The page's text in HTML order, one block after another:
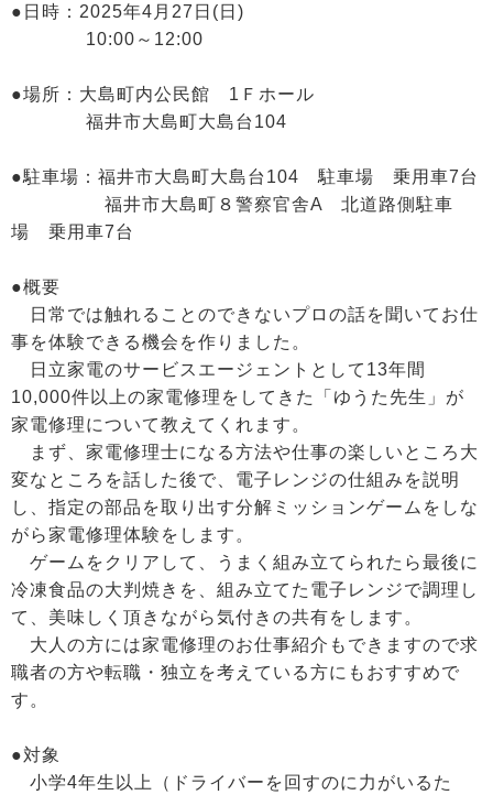
●日時：2025年4月27日(日)
10:00～12:00
●場所：大島町内公民館 1Ｆホール
福井市大島町大島台104
●駐車場：福井市大島町大島台104 駐車場 乗用車7台
福井市大島町８警察官舎A 北道路側駐車
場 乗用車7台
●概要
日常では触れることのできないプロの話を聞いてお仕
事を体験できる機会を作りました。
日立家電のサービスエージェントとして13年間
10,000件以上の家電修理をしてきた「ゆうた先生」が
家電修理について教えてくれます。
まず、家電修理士になる方法や仕事の楽しいところ大
変なところを話した後で、電子レンジの仕組みを説明
し、指定の部品を取り出す分解ミッションゲームをしな
がら家電修理体験をします。
ゲームをクリアして、うまく組み立てられたら最後に
冷凍食品の大判焼きを、組み立てた電子レンジで調理し
て、美味しく頂きながら気付きの共有をします。
大人の方には家電修理のお仕事紹介もできますので求
職者の方や転職・独立を考えている方にもおすすめで
す。
●対象
小学4年生以上（ドライバーを回すのに力がいるた